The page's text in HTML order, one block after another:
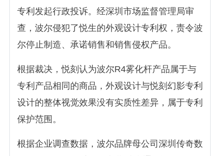
专利发起行政投诉。经深圳市场监督管理局审
查，波尔侵犯了悦生的外观设计专利权，责令波
尔停止制造、承诺销售和销售侵权产品。
根据裁决，悦刻认为波尔R4雾化杆产品属于与
专利产品相同的商品，外观设计与悦刻幻影专利
设计的整体视觉效果没有实质性差异，属于专利
保护范围。
根据企业调查数据，波尔品牌母公司深圳传奇数